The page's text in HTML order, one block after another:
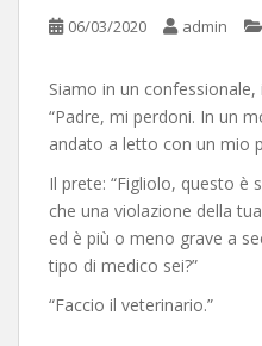
06/03/2020 admin
Siamo in un
“Padre, mi perdoni. In un
andato a letto con un mio
Il prete: “Figliolo, questo è
che una violazione della
ed è più o meno grave a
tipo di medico sei?”
“Faccio il veterinario.”